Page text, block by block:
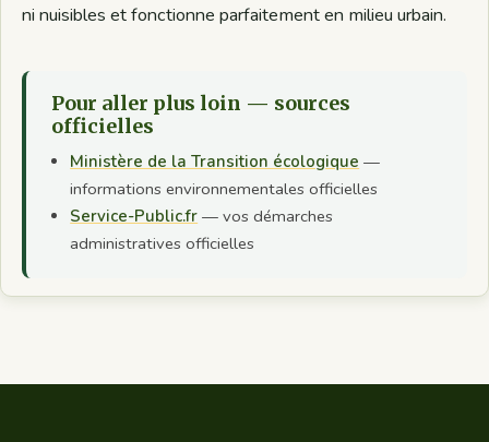
ni nuisibles et fonctionne parfaitement en milieu urbain.
Pour aller plus loin — sources
officielles
Ministère de la Transition écologique —
informations environnementales officielles
Service-Public.fr — vos démarches
administratives officielles